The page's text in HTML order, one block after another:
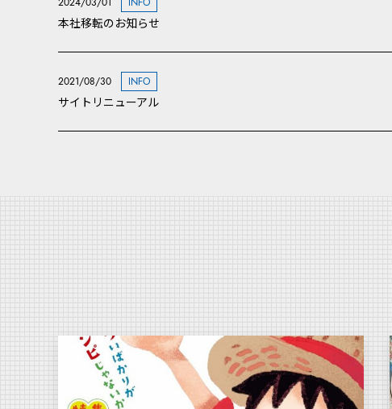
本社移転のお知らせ
2021/08/30 INFO
サイトリニューアル